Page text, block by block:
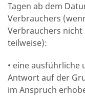
Tagen ab dem
Verbrauchers
Verbrauchers
teilweise):
• eine ausführliche
Antwort auf der
im Anspruch